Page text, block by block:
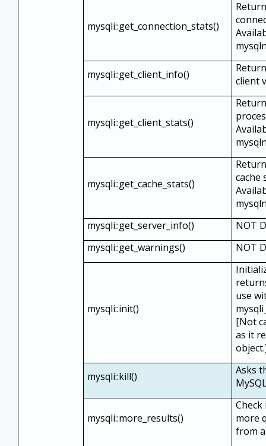
mysqli::get_connection_stats()
mysqli::get_client_info()
client
mysqli::get_client_stats()
mysqli::get_cache_stats()
cache
mysqli::get_server_info()
NOT
mysqli::get_warnings()
NOT
mysqli::init()
use
[Not
as it
mysqli::kill()
Asks
mysqli::more_results()
more
from